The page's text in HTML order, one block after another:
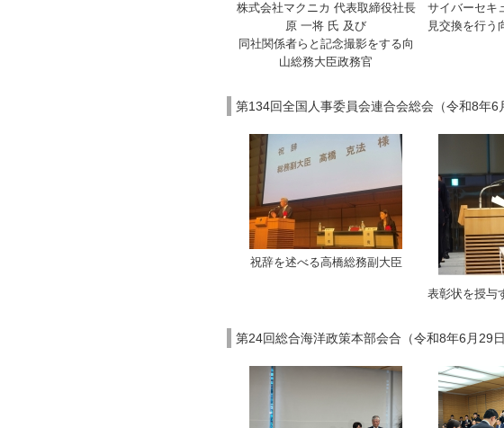
株式会社マクニカ 代表取締役社長
原 一将 氏 及び
同社関係者らと記念撮影をする向
山総務大臣政務官
サイバーセキ
見交換を行う
第134回全国人事委員会連合会総会（令和8年6
祝辞を述べる高橋総務副大臣
表彰状を授与
第24回総合海洋政策本部会合（令和8年6月29日